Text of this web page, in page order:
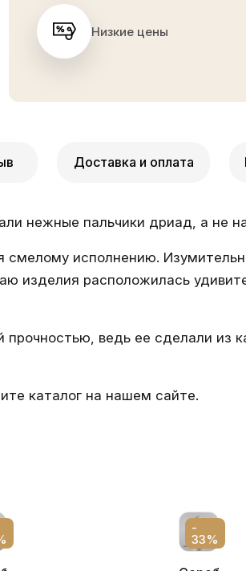
Низкие цены
Доставка и оплата
нежные пальчики дриад, а не
смелому исполнению.
изделия расположилась
ведь ее сделали из
каталог на нашем сайте.
-
33%